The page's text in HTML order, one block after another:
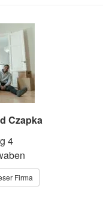
Czapka
4
Firma